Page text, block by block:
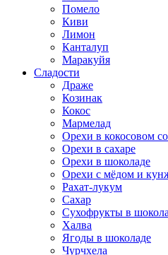
Помело
Киви
Лимон
Канталуп
Маракуйя
Сладости
Драже
Козинак
Кокос
Мармелад
Орехи в кокосовом
Орехи в сахаре
Орехи в шоколаде
Орехи с мёдом и
Рахат-лукум
Сахар
Сухофрукты в
Халва
Ягоды в шоколаде
Чурчхела